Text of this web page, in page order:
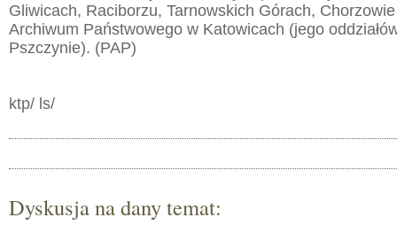
Gliwicach, Raciborzu, Tarnowskich Górach,
Archiwum Państwowego w Katowicach (jego
Pszczynie). (PAP)
ktp/ ls/
Dyskusja na dany temat: